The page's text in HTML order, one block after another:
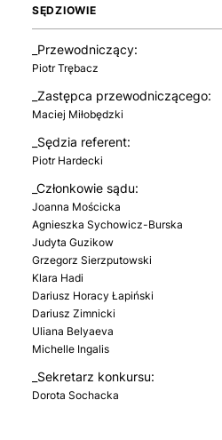
SĘDZIOWIE
_Przewodniczący:
Piotr Trębacz
_Zastępca przewodniczącego:
Maciej Miłobędzki
_Sędzia referent:
Piotr Hardecki
_Członkowie sądu:
Joanna Mościcka
Agnieszka Sychowicz-Burska
Judyta Guzikow
Grzegorz Sierzputowski
Klara Hadi
Dariusz Horacy Łapiński
Dariusz Zimnicki
Uliana Belyaeva
Michelle Ingalis
_Sekretarz konkursu:
Dorota Sochacka